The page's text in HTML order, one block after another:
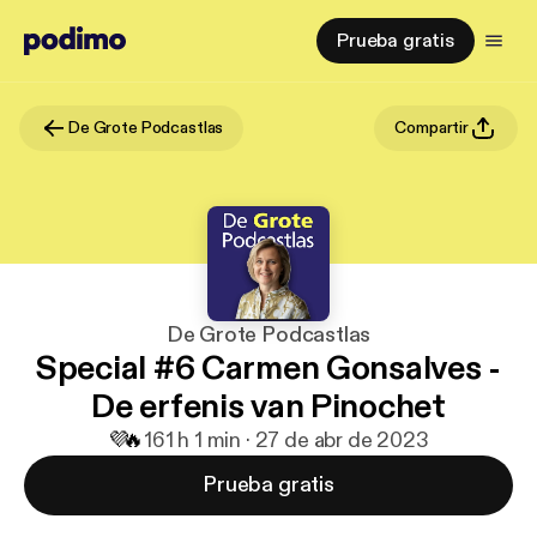
Prueba gratis
De Grote Podcastlas Compartir
De Grote Podcastlas
Special #6 Carmen Gonsalves -
De erfenis van Pinochet
💜🔥161 h 1 min · 27 de abr de 2023
Prueba gratis